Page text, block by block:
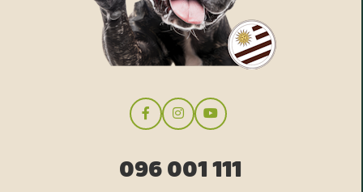
096 001 111